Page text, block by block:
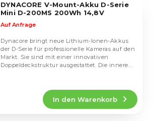
DYNACORE V-Mount-Akku D-Serie
Mini D-200MS 200Wh 14,8V
Auf Anfrage
In den Warenkorb
Dynacore bringt neue Lithium-Ionen-Akkus
der D-Serie für professionelle Kameras auf den
Markt. Sie sind mit einer innovativen
Doppeldeckstruktur ausgestattet. Die innere...